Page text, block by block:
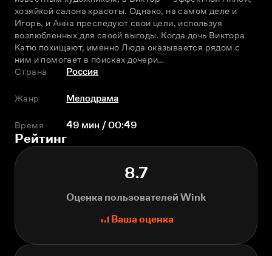
хозяйкой салона красоты. Однако, на самом деле и
Игорь, и Анна преследуют свои цели, используя
возлюбленных для своей выгоды. Когда дочь Виктора
Катю похищают, именно Люда оказывается рядом с
ним и помогает в поисках дочери…
Страна
Россия
Жанр Мелодрама
Время 49 мин / 00:49
Рейтинг
8.7
Оценка пользователей Wink
Ваша оценка